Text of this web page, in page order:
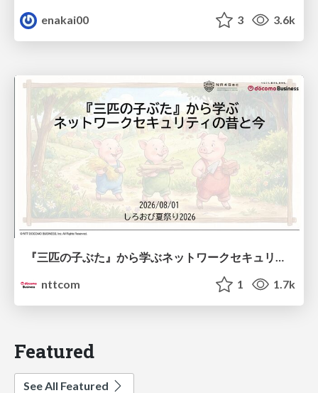
enakai00
3 3.6k
『三匹の子ぶた』から学ぶネットワークセキュリティの昔と今 / Network Security: Then and Now Through the Lens of The Three Little Pigs
nttcom
1 1.7k
Featured
See All Featured